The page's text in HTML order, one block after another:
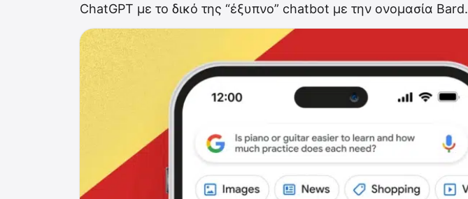
ChatGPT με το δικό της “έξυπνο” chatbot με την ονομασία Bard.